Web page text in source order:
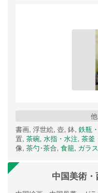
書画, 浮世絵, 壺, 鉢, 鉄瓶
置, 茶碗, 水指・水注, 茶釜
像, 茶勺･茶合, 食籠, ガラス
中国美術